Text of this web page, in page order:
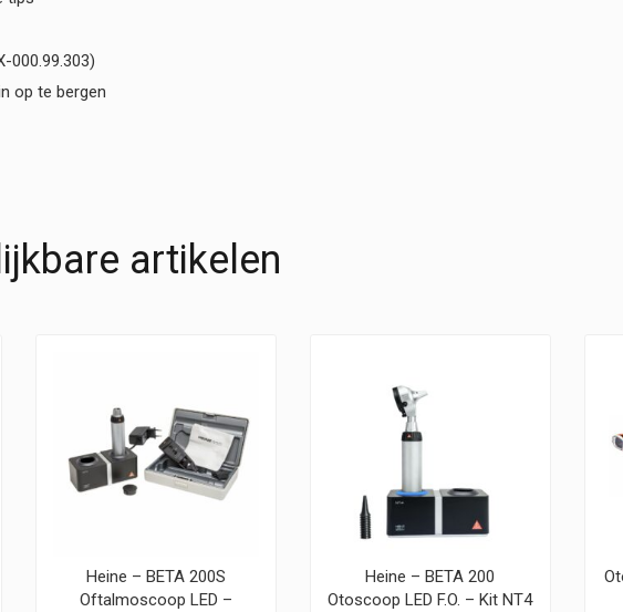
000.99.303)
op te bergen
artikelen
Heine – BETA 200S
Oftalmoscoop LED –
Heine – BETA 200
Otoscoop LED F.O. – Kit NT4